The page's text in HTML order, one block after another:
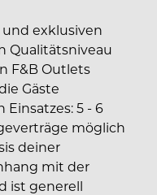
exklusiven
Qualitätsniveau
F&B Outlets
Gäste
5 - 6
möglich
deiner
mit der
ist generell